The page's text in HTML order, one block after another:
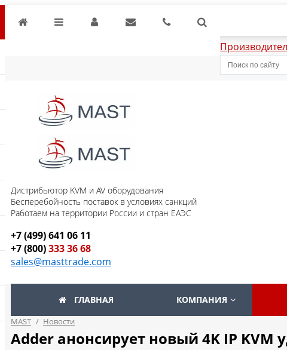
Дистрибьютор KVM и AV оборудования
Бесперебойность поставок в условиях санкций
Работаем на территории России и стран ЕАЭС
+7 (499) 641 06 11
+7 (800)333 36 68
sales@masttrade.com
ГЛАВНАЯ КОМПАНИЯ
MAST / Новости
Adder анонсирует новый 4K IP KVM